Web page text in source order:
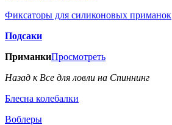
Фиксаторы для силиконовых приманок
Подсаки
ПриманкиПросмотреть
Назад к Все для ловли на Спиннинг
Блесна колебалки
Воблеры